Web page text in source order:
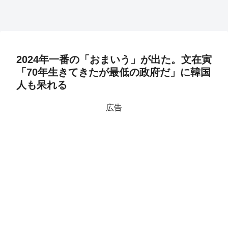
2024年一番の「おまいう」が出た。文在寅
「70年生きてきたが最低の政府だ」に韓国
人も呆れる
広告